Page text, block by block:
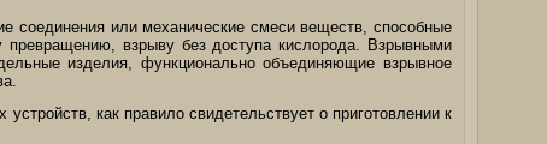
соединения или механические смеси веществ, способные
взрыву без доступа кислорода. Взрывными
изделия, функционально объединяющие взрывное
как правило свидетельствует о приготовлении к